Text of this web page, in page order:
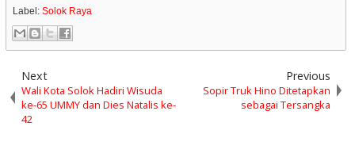
Label: Solok Raya
Next
Wali Kota Solok Hadiri Wisuda
ke-65 UMMY dan Dies Natalis ke-
42
Previous
Sopir Truk Hino Ditetapkan
sebagai Tersangka